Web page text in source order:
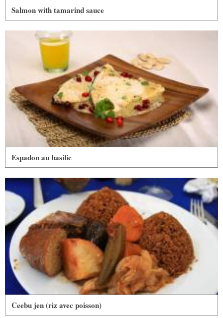
Salmon with tamarind sauce
Espadon au basilic
Ceebu jen (riz avec poisson)